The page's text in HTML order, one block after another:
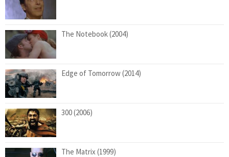
The Notebook (2004)
Edge of Tomorrow (2014)
300 (2006)
The Matrix (1999)